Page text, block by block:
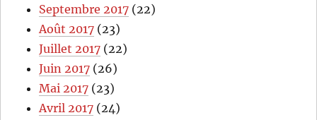
Septembre 2017 (22)
Août 2017 (23)
Juillet 2017 (22)
Juin 2017 (26)
Mai 2017 (23)
Avril 2017 (24)